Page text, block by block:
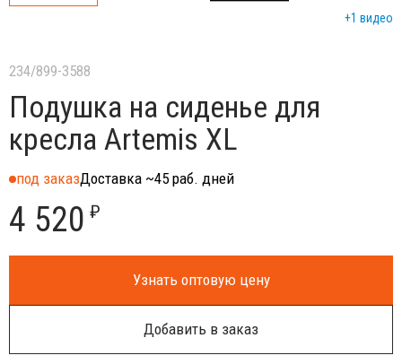
+1 видео
234/899-3588
Подушка на сиденье для
кресла Artemis XL
под заказДоставка ~45 раб. дней
4 520 ₽
Узнать оптовую цену
Добавить в заказ